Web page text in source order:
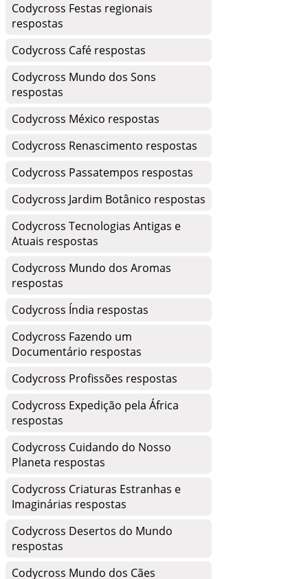
Codycross Festas regionais
respostas
Codycross Café respostas
Codycross Mundo dos Sons
respostas
Codycross México respostas
Codycross Renascimento respostas
Codycross Passatempos respostas
Codycross Jardim Botânico respostas
Codycross Tecnologias Antigas e
Atuais respostas
Codycross Mundo dos Aromas
respostas
Codycross Índia respostas
Codycross Fazendo um
Documentário respostas
Codycross Profissões respostas
Codycross Expedição pela África
respostas
Codycross Cuidando do Nosso
Planeta respostas
Codycross Criaturas Estranhas e
Imaginárias respostas
Codycross Desertos do Mundo
respostas
Codycross Mundo dos Cães